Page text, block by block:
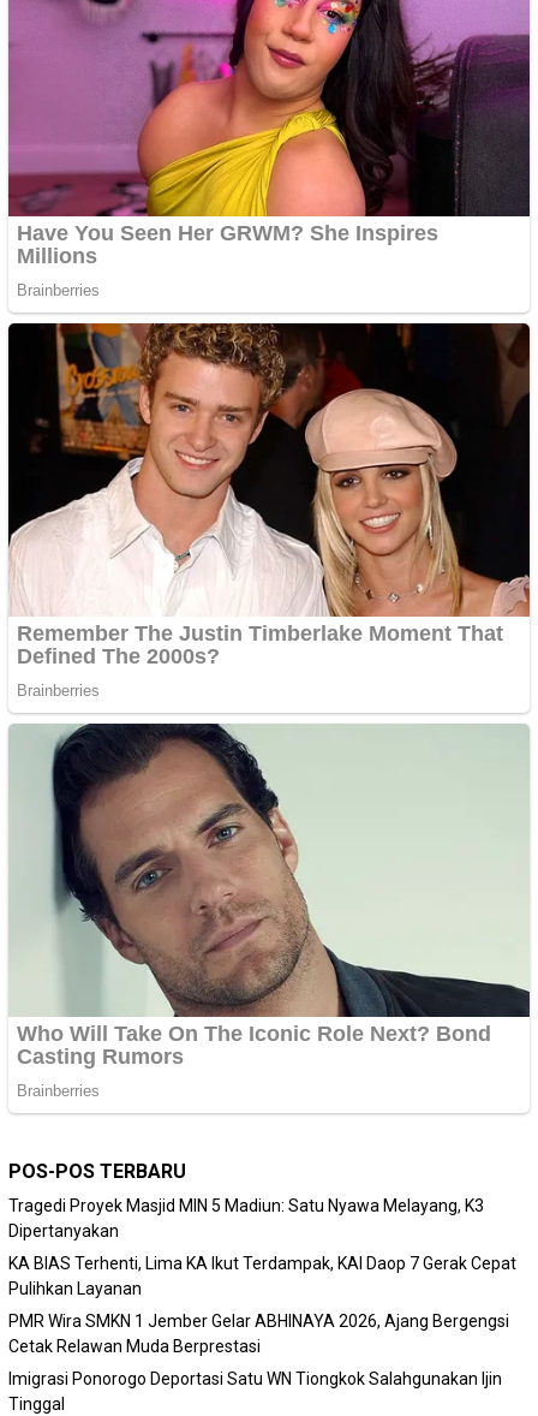
POS-POS TERBARU
Tragedi Proyek Masjid MIN 5 Madiun: Satu Nyawa Melayang, K3
Dipertanyakan
KA BIAS Terhenti, Lima KA Ikut Terdampak, KAI Daop 7 Gerak Cepat
Pulihkan Layanan
PMR Wira SMKN 1 Jember Gelar ABHINAYA 2026, Ajang Bergengsi
Cetak Relawan Muda Berprestasi
Imigrasi Ponorogo Deportasi Satu WN Tiongkok Salahgunakan Ijin
Tinggal